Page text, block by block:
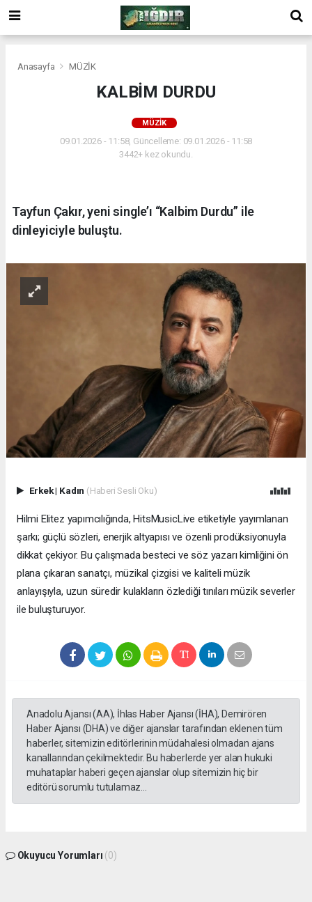
Anasayfa MÜZİK
KALBİM DURDU
MÜZİK
09.01.2026 - 11:58, Güncelleme: 09.01.2026 - 11:58
3442+ kez okundu.
Tayfun Çakır, yeni single’ı “Kalbim Durdu” ile
dinleyiciyle buluştu.
Erkek| Kadın (Haberi Sesli Oku)
Hilmi Elitez yapımcılığında, HitsMusicLive etiketiyle yayımlanan
şarkı; güçlü sözleri, enerjik altyapısı ve özenli prodüksiyonuyla
dikkat çekiyor. Bu çalışmada besteci ve söz yazarı kimliğini ön
plana çıkaran sanatçı, müzikal çizgisi ve kaliteli müzik
anlayışıyla, uzun süredir kulakların özlediği tınıları müzik severler
ile buluşturuyor.
Anadolu Ajansı (AA), İhlas Haber Ajansı (İHA), Demirören
Haber Ajansı (DHA) ve diğer ajanslar tarafından eklenen tüm
haberler, sitemizin editörlerinin müdahalesi olmadan ajans
kanallarından çekilmektedir. Bu haberlerde yer alan hukuki
muhataplar haberi geçen ajanslar olup sitemizin hiç bir
editörü sorumlu tutulamaz...
Okuyucu Yorumları (0)